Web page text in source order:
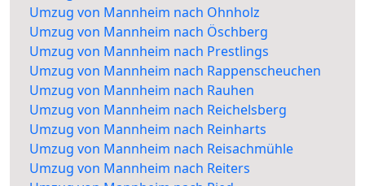
Umzug von Mannheim nach Ohnholz
Umzug von Mannheim nach Öschberg
Umzug von Mannheim nach Prestlings
Umzug von Mannheim nach Rappenscheuchen
Umzug von Mannheim nach Rauhen
Umzug von Mannheim nach Reichelsberg
Umzug von Mannheim nach Reinharts
Umzug von Mannheim nach Reisachmühle
Umzug von Mannheim nach Reiters